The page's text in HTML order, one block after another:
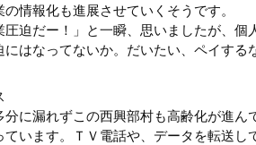
情報化も進展させていくそうです。
圧迫だー！」と一瞬、思いましたが、
はなってないか。だいたい、ペイする
に漏れずこの西興部村も高齢化が進ん
います。ＴＶ電話や、データを転送し